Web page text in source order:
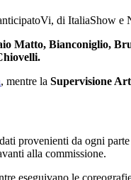
di ItaliaShow e
Matto, Bianconiglio,
, mentre la Supervisione
provenienti da ogni
alla commissione.